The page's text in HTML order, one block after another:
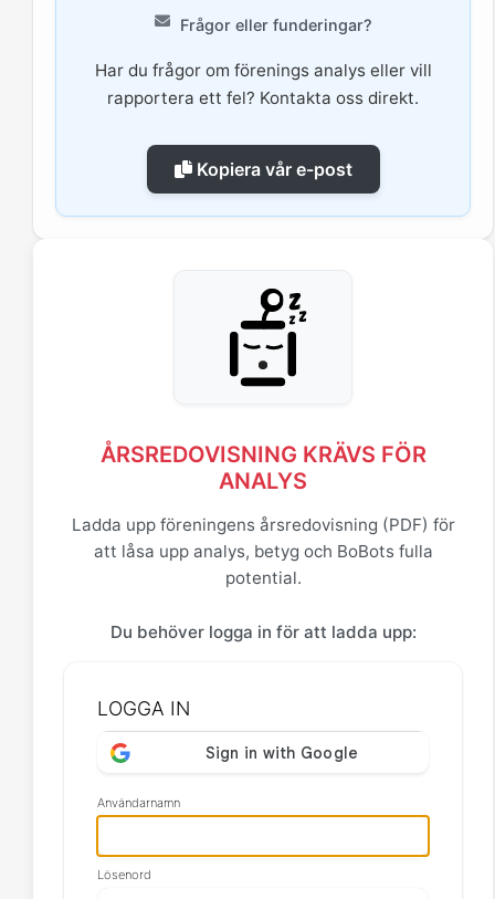
Frågor eller funderingar?
Har du frågor om förenings analys eller vill
rapportera ett fel? Kontakta oss direkt.
Kopiera vår e-post
ÅRSREDOVISNING KRÄVS FÖR
ANALYS
Ladda upp föreningens årsredovisning (PDF) för
att låsa upp analys, betyg och BoBots fulla
potential.
Du behöver logga in för att ladda upp:
LOGGA IN
Användarnamn
Lösenord